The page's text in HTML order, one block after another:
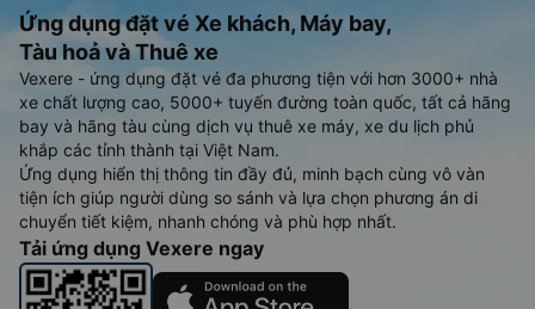
Ứng dụng đặt vé Xe khách, Máy bay,
Tàu hoả và Thuê xe
Vexere - ứng dụng đặt vé đa phương tiện với hơn 3000+ nhà
xe chất lượng cao, 5000+ tuyến đường toàn quốc, tất cả hãng
bay và hãng tàu cùng dịch vụ thuê xe máy, xe du lịch phủ
khắp các tỉnh thành tại Việt Nam.
Ứng dụng hiển thị thông tin đầy đủ, minh bạch cùng vô vàn
tiện ích giúp người dùng so sánh và lựa chọn phương án di
chuyển tiết kiệm, nhanh chóng và phù hợp nhất.
Tải ứng dụng Vexere ngay